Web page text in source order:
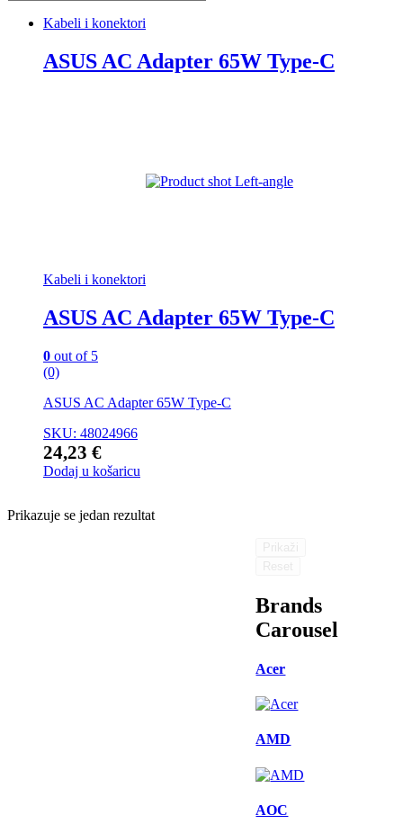
Kabeli i konektori
ASUS AC Adapter 65W Type-C
Kabeli i konektori
ASUS AC Adapter 65W Type-C
0 out of 5
(0)
ASUS AC Adapter 65W Type-C
SKU: 48024966
24,23 €
Dodaj u košaricu
Prikazuje se jedan rezultat
Brands
Carousel
Acer
AMD
AOC